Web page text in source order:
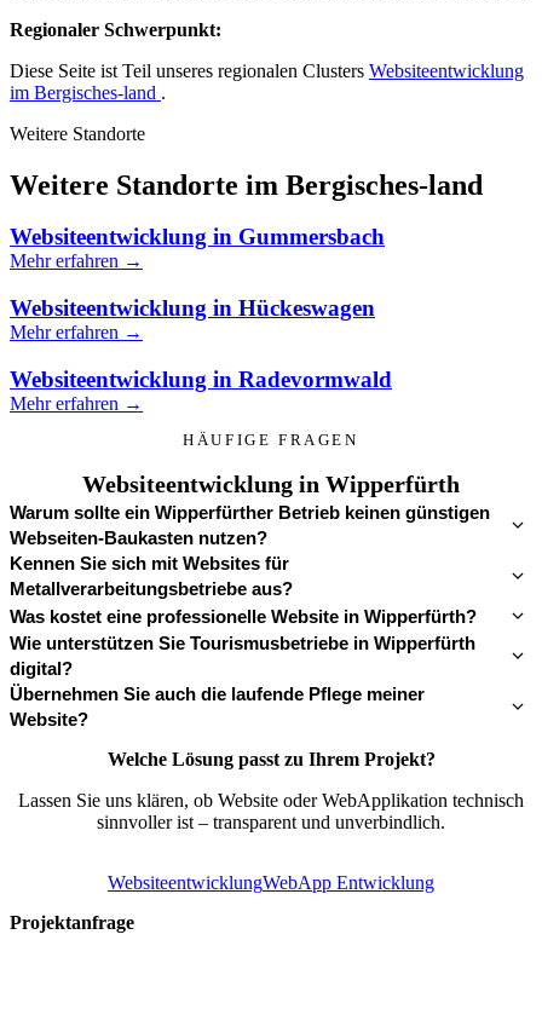
Regionaler Schwerpunkt:
Diese Seite ist Teil unseres regionalen Clusters Websiteentwicklung
im Bergisches-land .
Weitere Standorte
Weitere Standorte im Bergisches-land
Websiteentwicklung in Gummersbach
Mehr erfahren →
Websiteentwicklung in Hückeswagen
Mehr erfahren →
Websiteentwicklung in Radevormwald
Mehr erfahren →
HÄUFIGE FRAGEN
Websiteentwicklung in Wipperfürth
Warum sollte ein Wipperfürther Betrieb keinen günstigen
Webseiten-Baukasten nutzen?
Kennen Sie sich mit Websites für
Metallverarbeitungsbetriebe aus?
Was kostet eine professionelle Website in Wipperfürth?
Wie unterstützen Sie Tourismusbetriebe in Wipperfürth
digital?
Übernehmen Sie auch die laufende Pflege meiner
Website?
Welche Lösung passt zu Ihrem Projekt?
Lassen Sie uns klären, ob Website oder WebApplikation technisch
sinnvoller ist – transparent und unverbindlich.
WebsiteentwicklungWebApp Entwicklung
Projektanfrage